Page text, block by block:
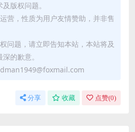
版权问题。
营，性质为用户友情赞助，并非售
问题，请立即告知本站，本站将及
的歉意。
分享 收藏 点赞(0)